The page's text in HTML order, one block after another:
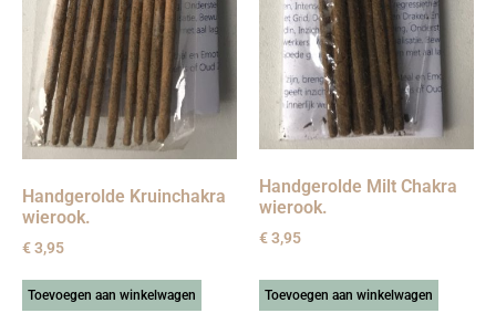
Handgerolde Kruinchakra
wierook.
€3,95
Toevoegen aan winkelwagen
Handgerolde Milt Chakra
wierook.
€3,95
Toevoegen aan winkelwagen